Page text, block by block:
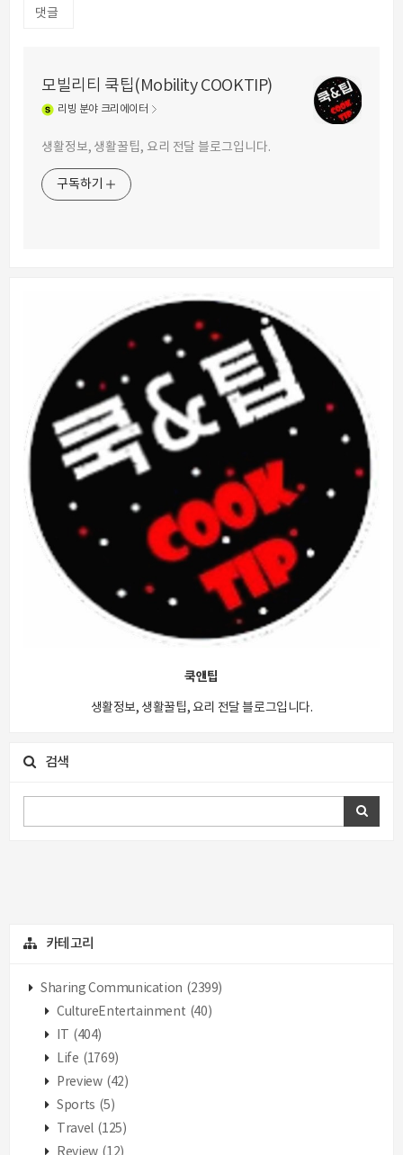
댓글
모빌리티 쿡팁(Mobility COOKTIP)
리빙 분야 크리에이터
생활정보, 생활꿀팁, 요리 전달 블로그입니다.
구독하기
쿡앤팁
생활정보, 생활꿀팁, 요리 전달 블로그입니다.
검색
카테고리
Sharing Communication (2399)
CultureEntertainment (40)
(404)
Life (1769)
Preview (42)
Sports (5)
Travel (125)